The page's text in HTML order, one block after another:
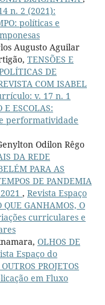
n. 2 (2021):
políticas e
Augusto Aguilar
TENSÕES E
DE
COM ISABEL
v. 17 n. 1
E ESCOLAS:
performatividade
Odilon Rêgo
DA REDE
PARA AS
DE PANDEMIA
, Revista Espaço
GANHAMOS, O
curriculares e
OLHOS DE
Espaço do
PROJETOS
em Fluxo